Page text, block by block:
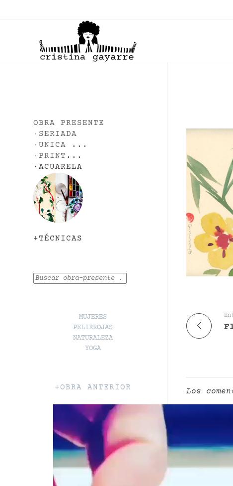
Los
OBRA PRESENTE
· SERIADA
· UNICA ...
· PRINT ...
· ACUARELA
+TÉCNICAS
Buscar
MUJERES
PELIRROJAS
NATURALEZA
YOGA
+OBRA ANTERIOR